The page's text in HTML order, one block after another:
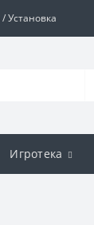
Установка
Игротека